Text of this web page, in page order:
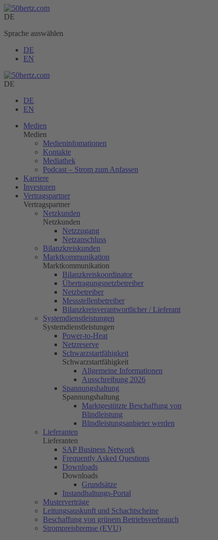
DE
Sprache auswählen
DE
EN
DE
DE
EN
Medien
Medien
Medieninfomationen
Kontakte
Mediathek
Podcast – Strom zum Anfassen
Karriere
Investoren
Vertragspartner
Vertragspartner
Netzkunden
Netzkunden
Netzzugang
Netzanschluss
Bilanzkreiskunden
Marktkommunikation
Marktkommunikation
Bilanzkreiskoordinator
Übertragungsnetzbetreiber
Netzbetreiber
Messstellenbetreiber
Bilanzkreisverantwortlicher / Lieferant
Systemdienstleistungen
Systemdienstleistungen
Power-to-Heat
Netzreserve
Schwarzstartfähigkeit
Schwarzstartfähigkeit
Allgemeine Informationen
Ausschreibung 2026
Spannungshaltung
Spannungshaltung
Marktgestützte Beschaffung von
Blindleistung
Blindleistungsanbieter werden
Lieferanten
Lieferanten
SAP Business Network
Frequently Asked Questions
Downloads
Downloads
Grundsätze
Instandhaltungs-Portal
Musterverträge
Leitungsauskunft und Schachtscheine
Beschaffung von grünem Betriebsverbrauch
Strompreisbremse (EVU)